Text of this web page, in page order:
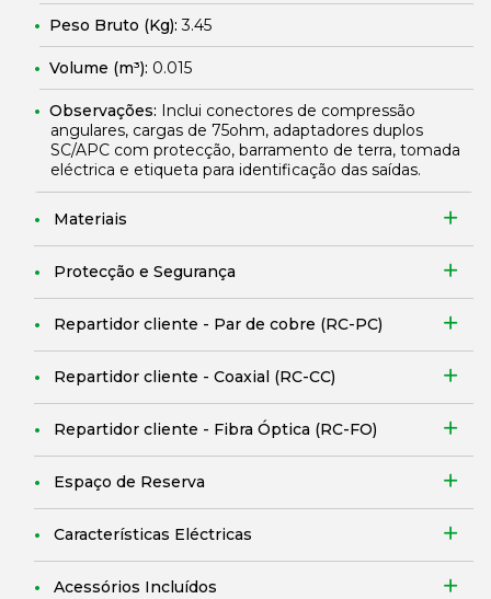
Peso Bruto (Kg):3.45
Volume (m³): 0.015
Observações: Inclui conectores de compressão
angulares, cargas de 75ohm, adaptadores duplos
SC/APC com protecção, barramento de terra, tomada
eléctrica e etiqueta para identificação das saídas.
Materiais
Protecção e Segurança
Repartidor cliente - Par de cobre (RC-PC)
Repartidor cliente - Coaxial (RC-CC)
Repartidor cliente - Fibra Óptica (RC-FO)
Espaço de Reserva
Características Eléctricas
Acessórios Incluídos